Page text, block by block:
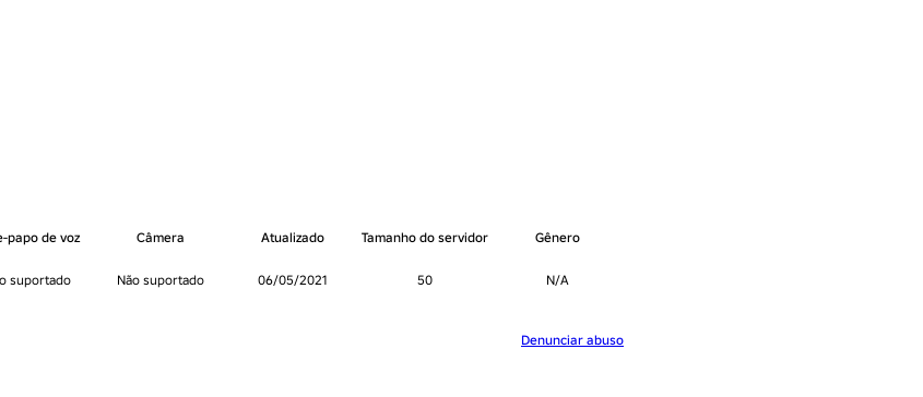
papo de voz
suportado
Câmera
Não suportado
Atualizado
06/05/2021
Tamanho do servidor
50
Gênero
N/A
Denunciar abuso